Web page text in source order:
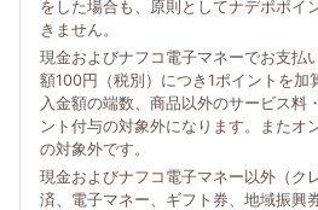
をした場合も、原則としてナデポポイ
きません。
現金およびナフコ電子マネーでお支払
額100円（税別）につき1ポイントを加
入金額の端数、商品以外のサービス料
ント付与の対象外になります。またオ
の対象外です。
現金およびナフコ電子マネー以外（ク
済、電子マネー、ギフト券、地域振興